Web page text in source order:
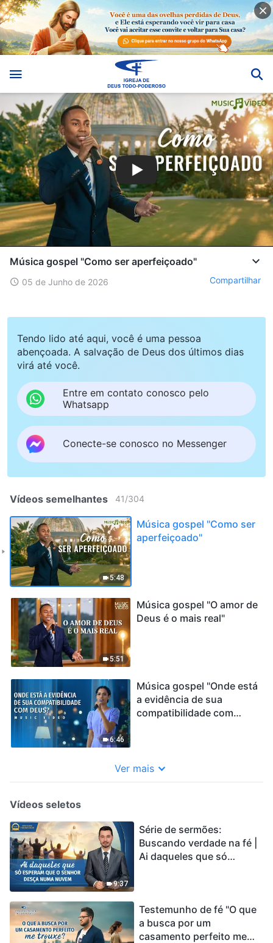
Música gospel "Como ser aperfeiçoado"
05 de Junho de 2026 Compartilhar
Tendo lido até aqui, você é uma pessoa
abençoada. A salvação de Deus dos últimos dias
virá até você.
Entre em contato conosco pelo
Whatsapp
Conecte-se conosco no Messenger
Vídeos semelhantes 41/304
5:48
Música gospel "Como ser
aperfeiçoado"
5:51
Música gospel "O amor de
Deus é o mais real"
6:46
Música gospel "Onde está
a evidência de sua
compatibilidade com
Ver mais
Vídeos seletos
9:37
Série de sermões:
Buscando verdade na fé |
Ai daqueles que só
Testemunho de fé "O que
a busca por um
casamento perfeito me